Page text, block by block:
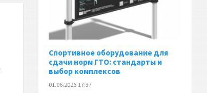
Спортивное оборудование для
сдачи норм ГТО: стандарты и
выбор комплексов
01.06.2026 17:37